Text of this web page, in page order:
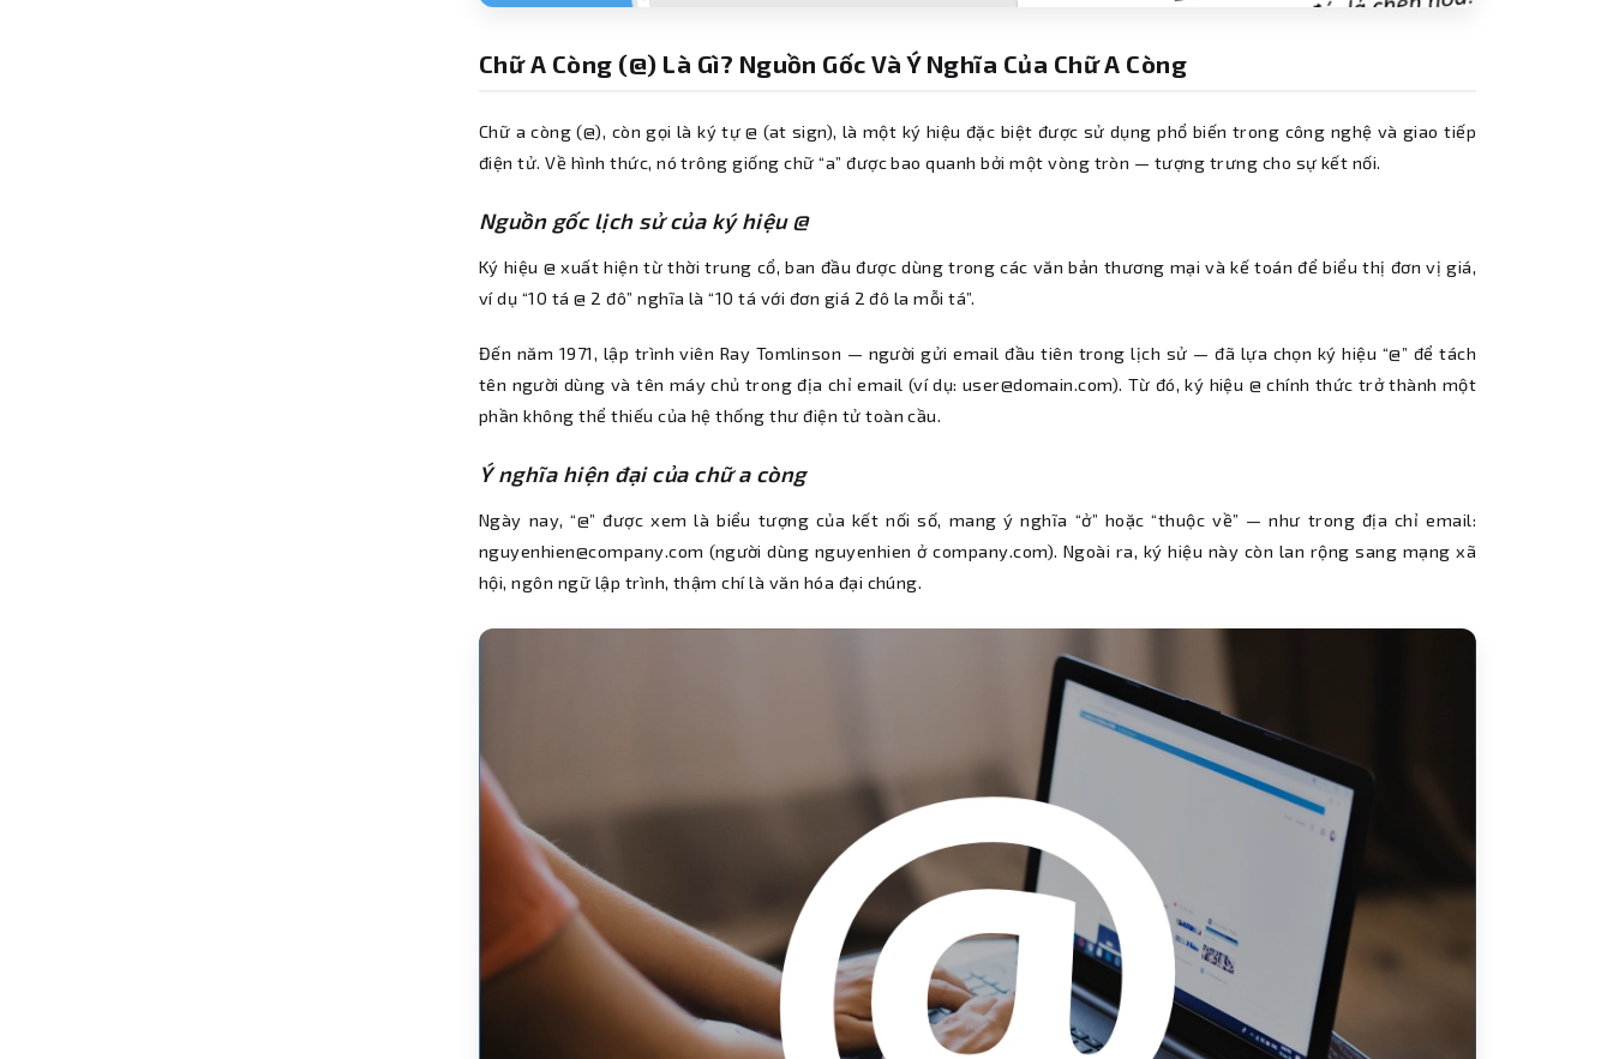
Chữ A Còng (@) Là Gì? Nguồn Gốc Và Ý Nghĩa Của Chữ A Còng
Chữ a còng (@), còn gọi là ký tự @ (at sign), là một ký hiệu đặc biệt được sử dụng phổ biến trong công nghệ và giao tiếp
điện tử. Về hình thức, nó trông giống chữ “a” được bao quanh bởi một vòng tròn — tượng trưng cho sự kết nối.
Nguồn gốc lịch sử của ký hiệu @
Ký hiệu @ xuất hiện từ thời trung cổ, ban đầu được dùng trong các văn bản thương mại và kế toán để biểu thị đơn vị giá,
ví dụ “10 tá @ 2 đô” nghĩa là “10 tá với đơn giá 2 đô la mỗi tá”.
Đến năm 1971, lập trình viên Ray Tomlinson — người gửi email đầu tiên trong lịch sử — đã lựa chọn ký hiệu “@” để tách
tên người dùng và tên máy chủ trong địa chỉ email (ví dụ: user@domain.com). Từ đó, ký hiệu @ chính thức trở thành một
phần không thể thiếu của hệ thống thư điện tử toàn cầu.
Ý nghĩa hiện đại của chữ a còng
Ngày nay, “@” được xem là biểu tượng của kết nối số, mang ý nghĩa “ở” hoặc “thuộc về” — như trong địa chỉ email:
nguyenhien@company.com (người dùng nguyenhien ở company.com). Ngoài ra, ký hiệu này còn lan rộng sang mạng xã
hội, ngôn ngữ lập trình, thậm chí là văn hóa đại chúng.